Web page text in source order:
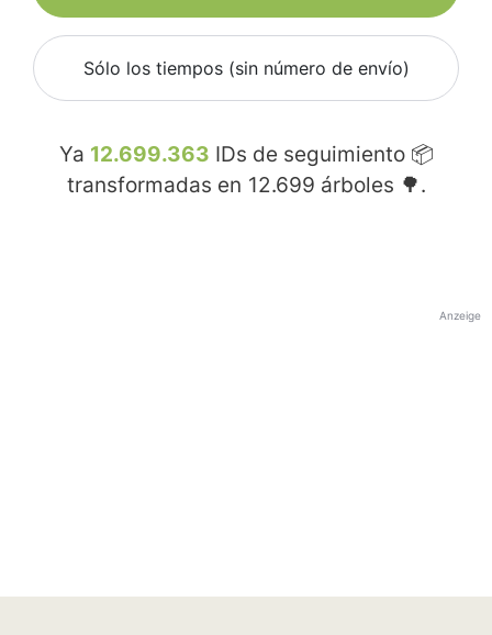
Sólo los tiempos (sin número de envío)
Ya 12.699.363 IDs de seguimiento 📦
transformadas en 12.699 árboles 🌳.
Anzeige